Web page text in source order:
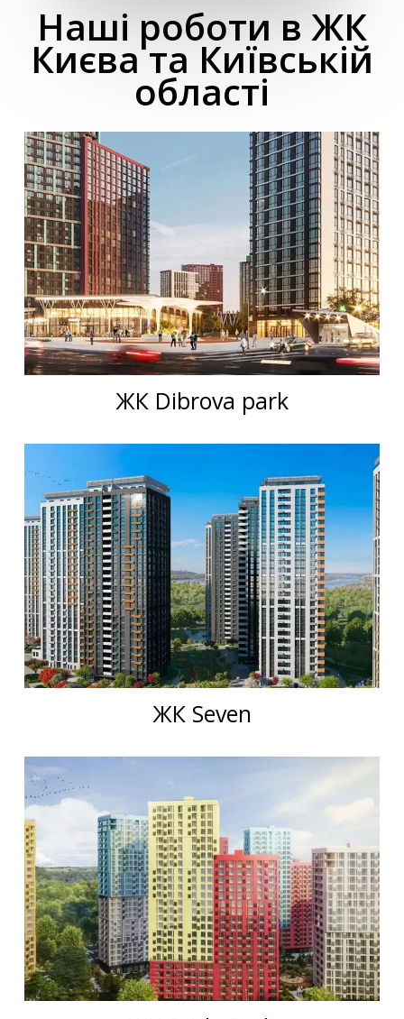
Наші роботи в ЖК
Києва та Київській
області
ЖК Dibrova park
ЖК Seven